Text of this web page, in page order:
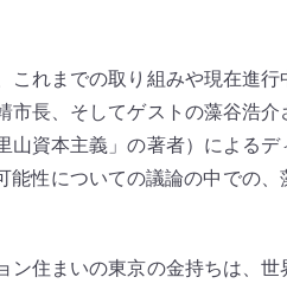
れまでの取り組みや現在進行
市長、そしてゲストの藻谷浩介
山資本主義」の著者）によるデ
能性についての議論の中での、
住まいの東京の金持ちは、世